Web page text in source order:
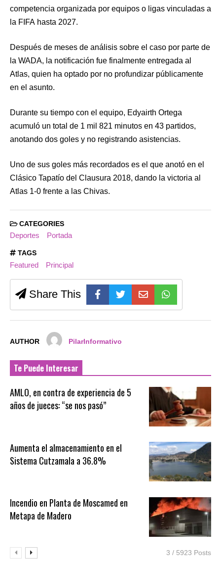
competencia organizada por equipos o ligas vinculadas a
la FIFA hasta 2027.
Después de meses de análisis sobre el caso por parte de
la WADA, la notificación fue finalmente entregada al
Atlas, quien ha optado por no profundizar públicamente
en el asunto.
Durante su tiempo con el equipo, Edyairth Ortega
acumuló un total de 1 mil 821 minutos en 43 partidos,
anotando dos goles y no registrando asistencias.
Uno de sus goles más recordados es el que anotó en el
Clásico Tapatío del Clausura 2018, dando la victoria al
Atlas 1-0 frente a las Chivas.
CATEGORIES
Deportes Portada
TAGS
Featured Principal
Share This
AUTHOR PilarInformativo
Te Puede Interesar
AMLO, en contra de experiencia de 5
años de jueces: “se nos pasó”
Aumenta el almacenamiento en el
Sistema Cutzamala a 36.8%
Incendio en Planta de Moscamed en
Metapa de Madero
3 / 5923 Posts